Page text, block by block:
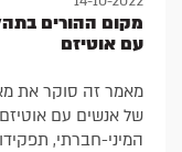
מקום ההורים
עם אוטיזם
מאמר זה סוקר את
של אנשים עם
המיני-חברתי,